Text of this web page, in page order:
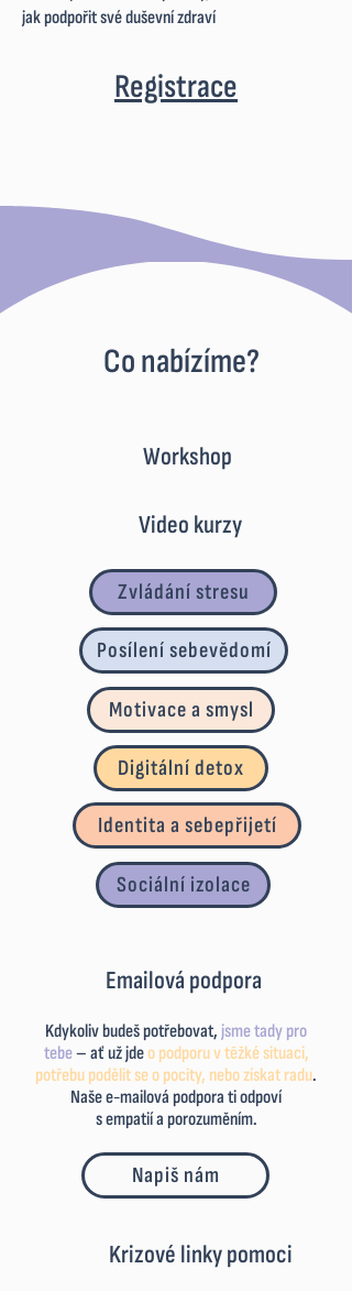
jak podpořit své duševní zdraví
Registrace
Co nabízíme?
Workshop
Video kurzy
Zvládání stresu
Posílení sebevědomí
Motivace a smysl
Digitální detox
Identita a sebepřijetí
Sociální izolace
Emailová podpora
Kdykoliv budeš potřebovat, jsme tady pro
tebe– ať už jdeo podporuvtěžké situaci,
potřebu podělit seo pocity, nebo získat radu.
Našee-mailová podpora ti odpoví
s empatií a porozuměním.
Napiš nám
Krizové linky pomoci